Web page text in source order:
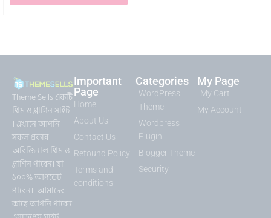
Theme Sells একটি
থিম ও প্লাগিন সাইট
। এখানে আপনি
সকল প্রকার
অরিজিনাল থিম ও
প্লাগিন পাবেন। যা
১০০% আপডেট
পাবেন। আমাদের
কাছে আপনি পাবেন
Important
Page
Home
About Us
Contact Us
Refound Policy
Terms and
conditions
Categories
WordPress
Theme
Wordpress
Plugin
Blogger Theme
Security
My Page
My Cart
My Account